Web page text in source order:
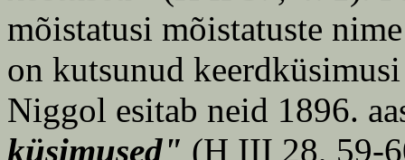
mõistatusi mõistatuste
on kutsunud
Niggol esitab neid 1896.
küsimused" (H III 28, 59-